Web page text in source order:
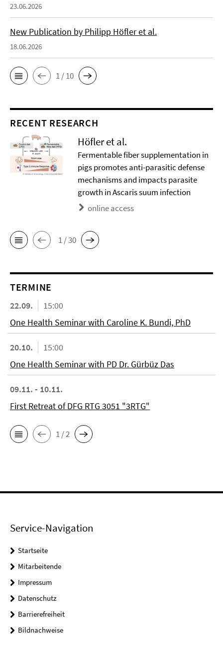
23.06.2026
New Publication by Philipp Höfler et al.
18.06.2026
1 / 10
RECENT RESEARCH
Höfler et al.
Fermentable fiber supplementation in
pigs promotes anti-parasitic defense
mechanisms and impacts parasite
growth in Ascaris suum infection
online access
1 / 30
TERMINE
22.09.
15:00
One Health Seminar with Caroline K. Bundi, PhD
20.10.
15:00
One Health Seminar with PD Dr. Gürbüz Das
09.11. - 10.11.
First Retreat of DFG RTG 3051 "3RTG"
1 / 2
Service-Navigation
Startseite
Mitarbeitende
Impressum
Datenschutz
Barrierefreiheit
Bildnachweise